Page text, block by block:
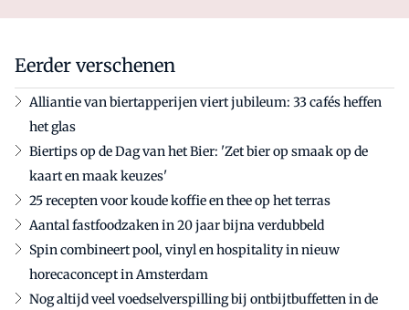
Eerder verschenen
Alliantie van biertapperijen viert jubileum: 33 cafés heffen
het glas
Biertips op de Dag van het Bier: 'Zet bier op smaak op de
kaart en maak keuzes'
25 recepten voor koude koffie en thee op het terras
Aantal fastfoodzaken in 20 jaar bijna verdubbeld
Spin combineert pool, vinyl en hospitality in nieuw
horecaconcept in Amsterdam
Nog altijd veel voedselverspilling bij ontbijtbuffetten in de